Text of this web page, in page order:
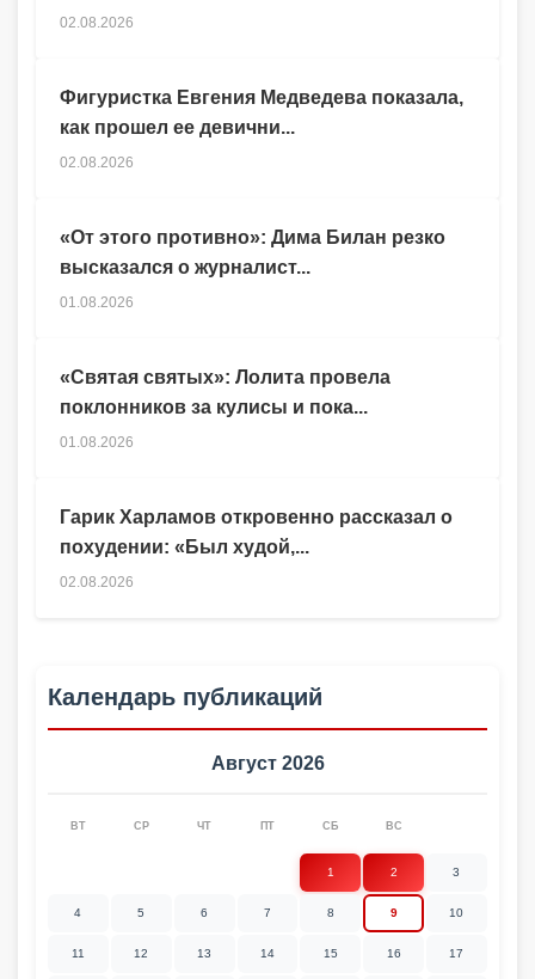
Гарик Харламов откровенно рассказал о
похудении: «Был худой,...
02.08.2026
02.08.2026
Фигуристка Евгения Медведева показала,
как прошел ее девични...
02.08.2026
«От этого противно»: Дима Билан резко
высказался о журналист...
01.08.2026
«Святая святых»: Лолита провела
поклонников за кулисы и пока...
01.08.2026
Календарь публикаций
Август 2026
ВТ СР ЧТ ПТ СБ ВС
1 2 3
4 5 6 7 8 9 10
11 12 13 14 15 16 17